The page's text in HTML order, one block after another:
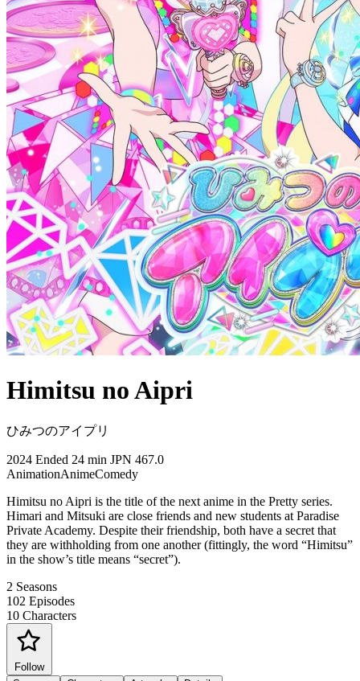
Himitsu no Aipri
ひみつのアイプリ
2024 Ended 24 min JPN 467.0
AnimationAnimeComedy
Himitsu no Aipri is the title of the next anime in the Pretty series.
Himari and Mitsuki are close friends and new students at Paradise
Private Academy. Despite their friendship, both have a secret that
they are withholding from one another (fittingly, the word “Himitsu”
in the show’s title means “secret”).
2 Seasons
102 Episodes
10 Characters
Follow